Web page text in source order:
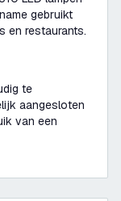
gebruikt
en restaurants.
te
aangesloten
van een